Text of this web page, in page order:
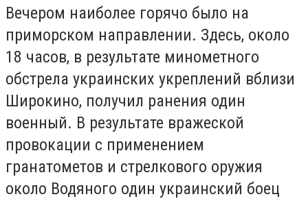
Вечером наиболее горячо было на
приморском направлении. Здесь, около
18 часов, в результате минометного
обстрела украинских укреплений вблизи
Широкино, получил ранения один
военный. В результате вражеской
провокации с применением
гранатометов и стрелкового оружия
около Водяного один украинский боец